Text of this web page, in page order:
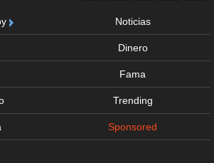
Noticias
Dinero
Fama
Trending
Sponsored